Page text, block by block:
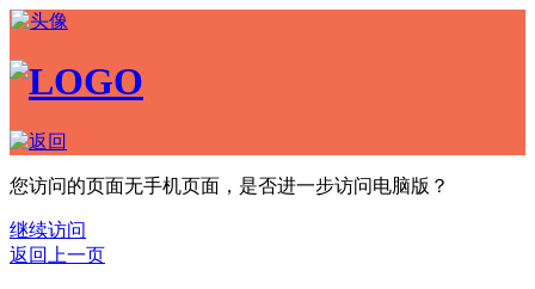
您访问的页面无手机页面，是否进一步访问电脑版？
继续访问
返回上一页